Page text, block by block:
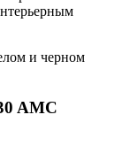
и черном
AMC